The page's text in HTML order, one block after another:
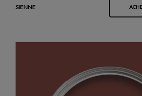
SIENNE